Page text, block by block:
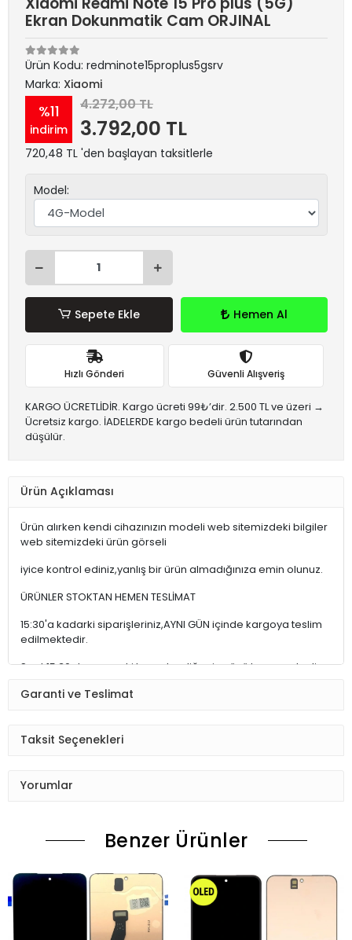
Ekran Dokunmatik Cam ORJINAL
Ürün Kodu: redminote15proplus5gsrv
Marka: Xiaomi
%11
indirim
4.272,00 TL
3.792,00 TL
720,48 TL 'den başlayan taksitlerle
Model:
Sepete Ekle Hemen Al
Hızlı Gönderi Güvenli Alışveriş
KARGO ÜCRETLİDİR. Kargo ücreti 99₺’dir. 2.500 TL ve üzeri →
Ücretsiz kargo. İADELERDE kargo bedeli ürün tutarından
düşülür.
Ürün Açıklaması
Ürün alırken kendi cihazınızın modeli web sitemizdeki bilgiler
web sitemizdeki ürün görseli
iyice kontrol ediniz,yanlış bir ürün almadığınıza emin olunuz.
ÜRÜNLER STOKTAN HEMEN TESLİMAT
15:30'a kadarki siparişleriniz,AYNI GÜN içinde kargoya teslim
edilmektedir.
Saat 15:30 dan sonraki kargolar,diğer iş günü kargoya teslim
Siparişiniz kontrol ediniz.Telefon adres email gibi yanlışlık
düzenlenmesini isteyiniz.
Sizinle irtibata gecektir.
ekranı dışardan deneyiniz.) halde test ediniz.Sorun cıkarsa
Sorun yoksa Montajına Başlayın Sorumluluk Size aittir.
Garanti ve Teslimat
Taksit Seçenekleri
Yorumlar
Benzer Ürünler